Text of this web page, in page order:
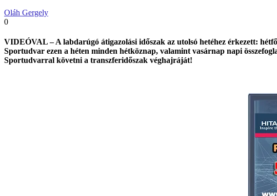
Oláh Gergely
0
VIDEÓVAL – A labdarúgó átigazolási időszak az utolsó hetéhez érkezett:
Sportudvar ezen a héten minden hétköznap, valamint vasárnap napi
Sportudvarral követni a transzferidőszak véghajráját!